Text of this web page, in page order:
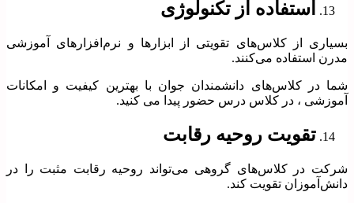
استفاده از تکنولوژی
بسیاری از کلاس‌های تقویتی از ابزارها و نرم‌افزارهای آموزشی
مدرن استفاده می‌کنند.
شما در کلاس‌های دانشمندان جوان با بهترین کیفیت و امکانات
آموزشی ، در کلاس درس حضور پیدا می کنید.
تقویت روحیه رقابت
شرکت در کلاس‌های گروهی می‌تواند روحیه رقابت مثبت را در
دانش‌آموزان تقویت کند.